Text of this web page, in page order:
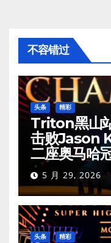
不容错过
头条 精彩
Triton黑山
击败Jason
二座奥马哈
5 月 29, 2026
头条 精彩